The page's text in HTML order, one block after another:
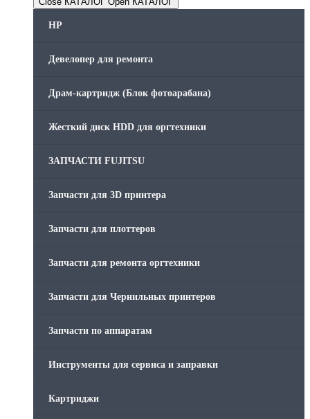
HP
Девелопер для ремонта
Драм-картридж (Блок фотоарабана)
Жесткий диск HDD для оргтехники
ЗАПЧАСТИ FUJITSU
Запчасти для 3D принтера
Запчасти для плоттеров
Запчасти для ремонта оргтехники
Запчасти для Чернильных принтеров
Запчасти по аппаратам
Инструменты для сервиса и заправки
Картриджи